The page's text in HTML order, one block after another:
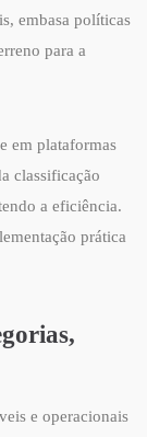
embasa políticas
para a
em plataformas
classificação
a eficiência.
prática
e operacionais